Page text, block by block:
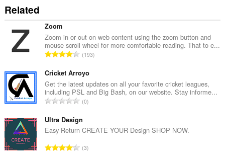
Related
Zoom
Zoom in or out on web content using the zoom button and
mouse scroll wheel for more comfortable reading. That to e...
А
з
н
а
к
ў
:
193
Cricket Arroyo
Get the latest updates on all your favorite cricket leagues,
including PSL and Big Bash, on our website. Stay informe...
А
з
н
к
0
Ultra Design
Easy Return CREATE YOUR Design SHOP NOW.
А3